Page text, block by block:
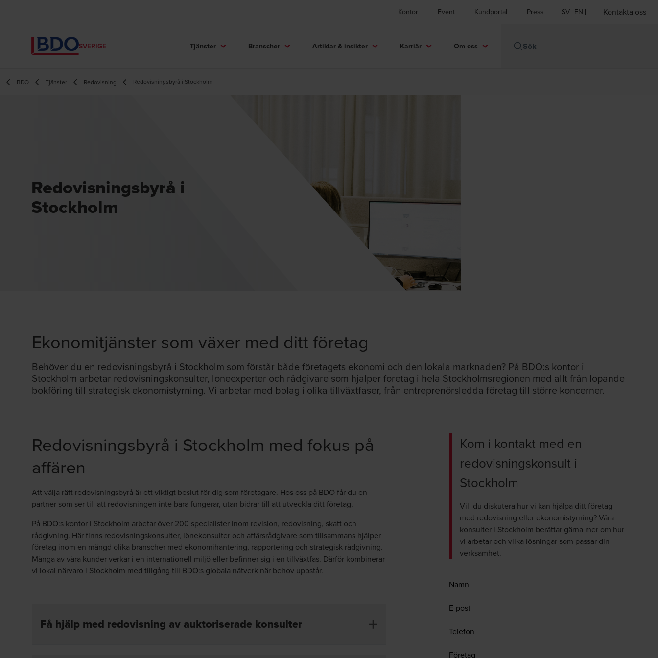
Kontor Event Kundportal Press SV EN Kontakta oss
SVERIGE Tjänster Branscher Artiklar & insikter Karriär Om oss
BDO Tjänster Redovisning Redovisningsbyrå i Stockholm
Redovisningsbyrå i
Stockholm
Ekonomitjänster som växer med ditt företag
Behöver du en redovisningsbyrå i Stockholm som förstår både företagets ekonomi och den lokala marknaden? På BDO:s kontor i
Stockholm arbetar redovisningskonsulter, löneexperter och rådgivare som hjälper företag i hela Stockholmsregionen med allt från löpande
bokföring till strategisk ekonomistyrning. Vi arbetar med bolag i olika tillväxtfaser, från entreprenörsledda företag till större koncerner.
Redovisningsbyrå i Stockholm med fokus på
affären
Att välja rätt redovisningsbyrå är ett viktigt beslut för dig som företagare. Hos oss på BDO får du en
partner som ser till att redovisningen inte bara fungerar, utan bidrar till att utveckla ditt företag.
På BDO:s kontor i Stockholm arbetar över 200 specialister inom revision, redovisning, skatt och
rådgivning. Här finns redovisningskonsulter, lönekonsulter och affärsrådgivare som tillsammans hjälper
företag inom en mängd olika branscher med ekonomihantering, rapportering och strategisk rådgivning.
Många av våra kunder verkar i en internationell miljö eller befinner sig i en tillväxtfas. Därför kombinerar
vi lokal närvaro i Stockholm med tillgång till BDO:s globala nätverk när behov uppstår.
Få hjälp med redovisning av auktoriserade konsulter
Kom i kontakt med en
redovisningskonsult i
Stockholm
Vill du diskutera hur vi kan hjälpa ditt företag
med redovisning eller ekonomistyrning? Våra
konsulter i Stockholm berättar gärna mer om hur
vi arbetar och vilka lösningar som passar din
verksamhet.
Namn
E-post
Telefon
Företag